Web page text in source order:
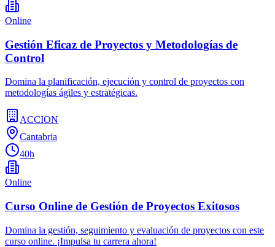
Online
Gestión Eficaz de Proyectos y Metodologías de
Control
Domina la planificación, ejecución y control de proyectos con
metodologías ágiles y estratégicas.
ACCION
Cantabria
40h
Online
Curso Online de Gestión de Proyectos Exitosos
Domina la gestión, seguimiento y evaluación de proyectos con este
curso online. ¡Impulsa tu carrera ahora!